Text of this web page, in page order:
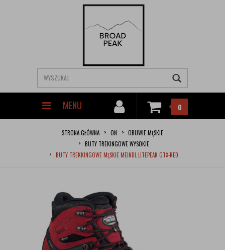
MENU 0
STRONA GŁÓWNA ON
OBUWIE MĘSKIE
BUTY TREKINGOWE WYSOKIE
BUTY TREKKINGOWE MĘSKIE MEINDL LITEPEAK GTX-RED